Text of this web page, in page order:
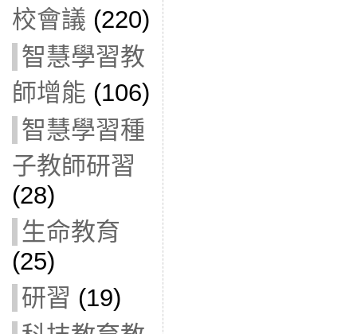
校會議 (220)
智慧學習教
師增能 (106)
智慧學習種
子教師研習
(28)
生命教育
(25)
研習 (19)